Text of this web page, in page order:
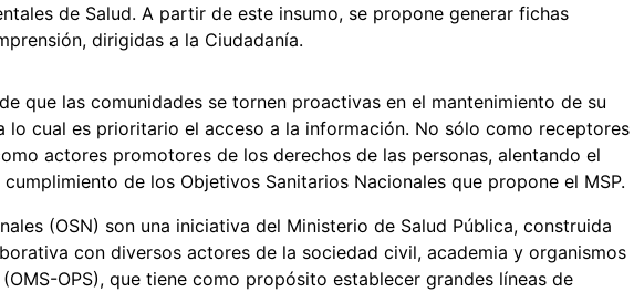
de Salud. A partir de este insumo, se propone generar fichas
dirigidas a la Ciudadanía.
que las comunidades se tornen proactivas en el mantenimiento de su
lo cual es prioritario el acceso a la información. No sólo como receptores
actores promotores de los derechos de las personas, alentando el
de los Objetivos Sanitarios Nacionales que propone el MSP.
(OSN) son una iniciativa del Ministerio de Salud Pública, construida
con diversos actores de la sociedad civil, academia y organismos
OPS), que tiene como propósito establecer grandes líneas de